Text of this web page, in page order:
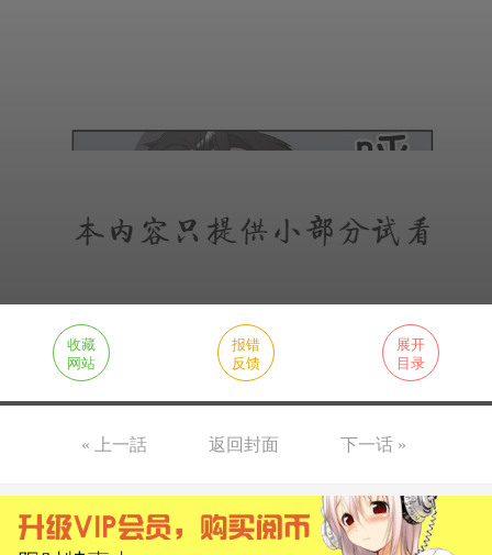
收藏
网站
报错
反馈
展开
目录
« 上一話 返回封面 下一话 »